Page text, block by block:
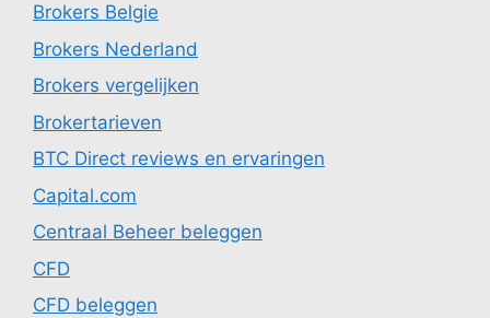
Brokers Belgie
Brokers Nederland
Brokers vergelijken
Brokertarieven
BTC Direct reviews en ervaringen
Capital.com
Centraal Beheer beleggen
CFD
CFD beleggen